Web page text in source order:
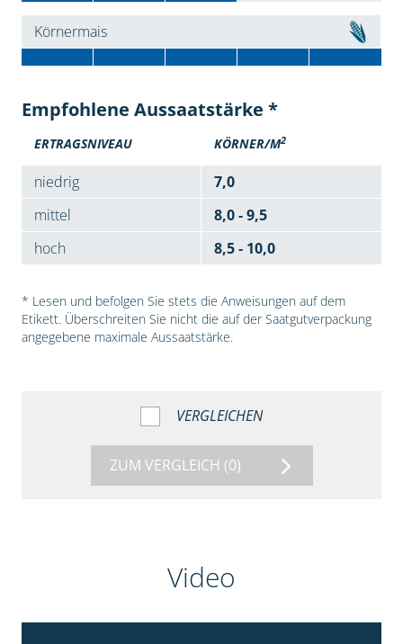
Körnermais
Empfohlene Aussaatstärke *
ERTRAGSNIVEAU KÖRNER/M2
niedrig
7,0
mittel
8,0 - 9,5
hoch
8,5 - 10,0
* Lesen und befolgen Sie stets die Anweisungen auf dem
Etikett. Überschreiten Sie nicht die auf der Saatgutverpackung
angegebene maximale Aussaatstärke.
VERGLEICHEN
ZUM VERGLEICH (0)
Video